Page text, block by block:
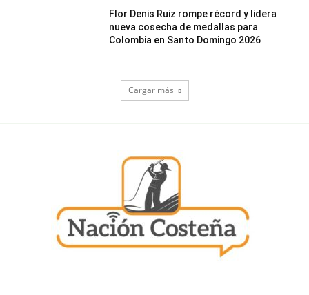
Flor Denis Ruiz rompe récord y lidera
nueva cosecha de medallas para
Colombia en Santo Domingo 2026
Cargar más